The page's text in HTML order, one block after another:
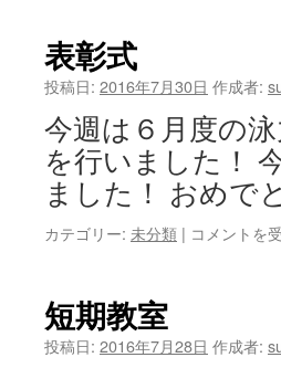
表彰式
投稿日: 2016年7月30日 作成者:
今週は６月度の
を行いました！
ました！ おめで
カテゴリー: 未分類 | 表
コメントを
短期教室
投稿日: 2016年7月28日 作成者: